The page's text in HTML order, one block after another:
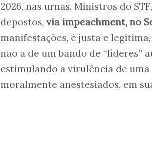
2026, nas urnas. Ministros do
depostos, via impeachment, no
manifestações, é justa e
não a de um bando de “líderes”
estimulando a virulência de
moralmente anestesiados, em